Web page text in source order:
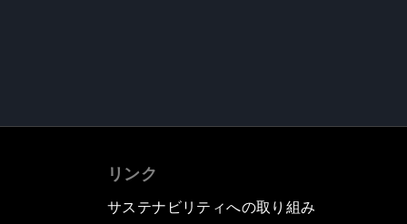
リンク
サステナビリティへの取り組み